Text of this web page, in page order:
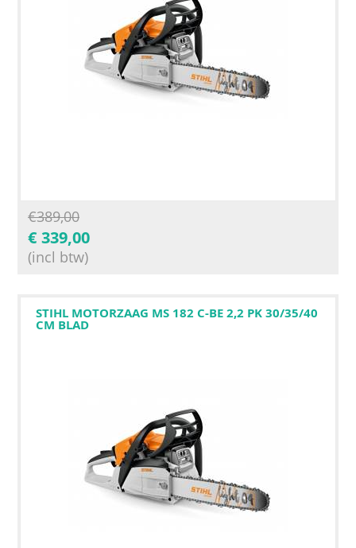
€389,00
€ 339,00
(incl btw)
STIHL MOTORZAAG MS 182 C-BE 2,2 PK 30/35/40
CM BLAD